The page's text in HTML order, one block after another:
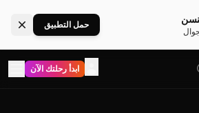
حمل التطبيق
ابدأ رحلتك الآن